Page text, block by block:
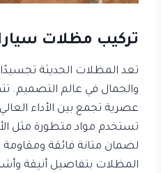
تركيب مظلات
تعد المظلات الحديثة تجسيدًا
والجمال في عالم التصميم.
عصرية تجمع بين الأداء
تستخدم مواد متطورة مثل
لضمان متانة فائقة ومقاومة
المظلات بتفاصيل أنيقة